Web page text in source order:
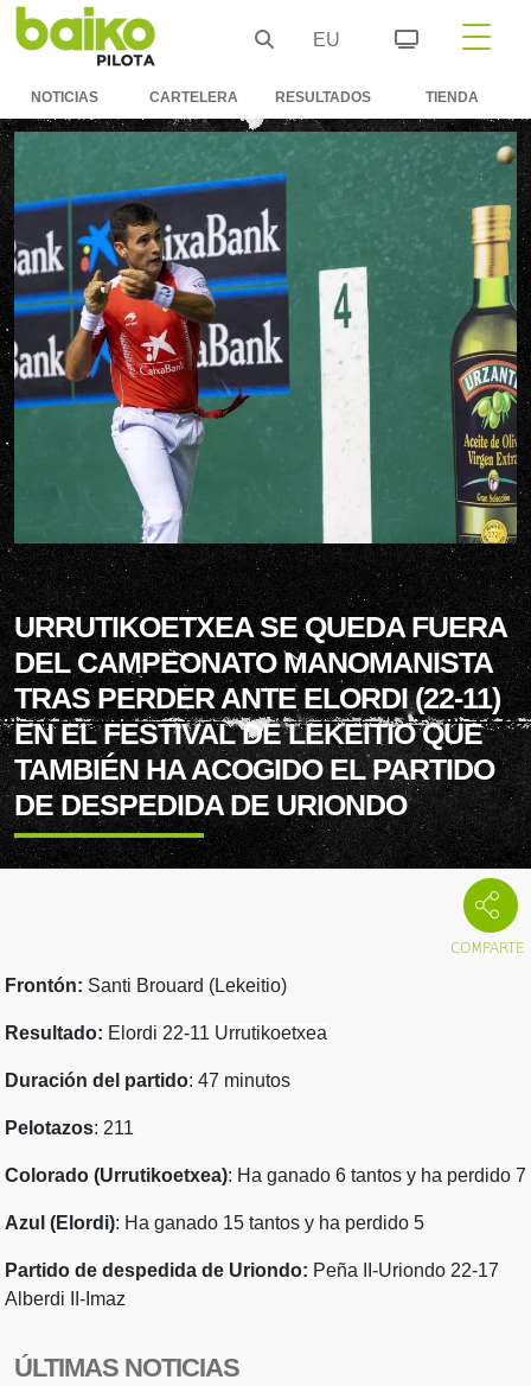
EU
NOTICIAS CARTELERA RESULTADOS TIENDA
URRUTIKOETXEA SE QUEDA FUERA
DEL CAMPEONATO MANOMANISTA
TRAS PERDER ANTE ELORDI (22-11)
EN EL FESTIVAL DE LEKEITIO QUE
TAMBIÉN HA ACOGIDO EL PARTIDO
DE DESPEDIDA DE URIONDO
Frontón: Santi Brouard (Lekeitio)
Resultado: Elordi 22-11 Urrutikoetxea
Duración del partido: 47 minutos
Pelotazos: 211
Colorado (Urrutikoetxea): Ha ganado 6 tantos y ha perdido 7
Azul (Elordi): Ha ganado 15 tantos y ha perdido 5
Partido de despedida de Uriondo: Peña II-Uriondo 22-17
Alberdi II-Imaz
ÚLTIMAS NOTICIAS